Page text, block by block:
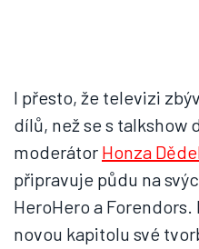
I přesto, že televizi
dílů, než se s
moderátor Honza
připravuje půdu na
HeroHero a
novou kapitolu své